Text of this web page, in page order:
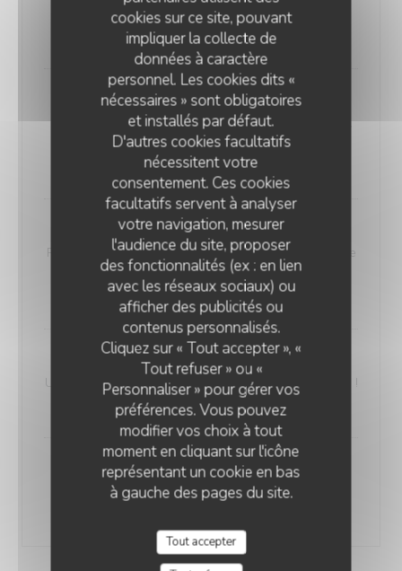
cookies sur ce site, pouvant
impliquer la collecte de
données à caractère
personnel. Les cookies dits «
nécessaires » sont obligatoires
et installés par défaut.
D'autres cookies facultatifs
nécessitent votre
consentement. Ces cookies
facultatifs servent à analyser
votre navigation, mesurer
l'audience du site, proposer
des fonctionnalités (ex : en lien
avec les réseaux sociaux) ou
afficher des publicités ou
contenus personnalisés.
Cliquez sur « Tout accepter », «
Tout refuser » ou «
Personnaliser » pour gérer vos
préférences. Vous pouvez
modifier vos choix à tout
moment en cliquant sur l'icône
représentant un cookie en bas
à gauche des pages du site.
Tout accepter
Liste des allergènes
24,00 EUR
Sandwich bouchon
Bouchon porc combava maison, achards de légumes,
sauce chien pimentée ou non. Midi uniquement
8,00 EUR
Sandwich Rougail
Rougail saucisses fumées, achards de légumes, sauce
chien pimentée ou non. Midi uniquement
8,00 EUR
Suggestion de Nono
Un plat signature du chef qui change chaque semaine !
17,00 EUR
Cari Gambas
Liste des allergènes